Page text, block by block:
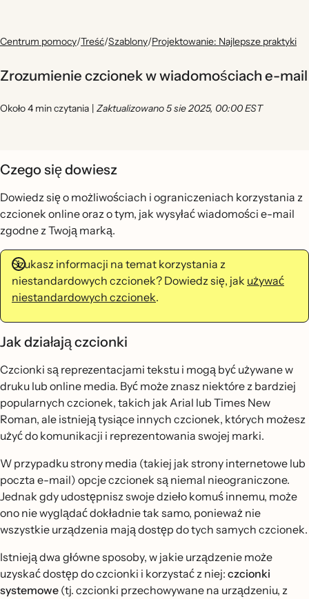
Centrum pomocy/Treść/Szablony/Projektowanie: Najlepsze praktyki
Zrozumienie czcionek w wiadomościach e-mail
Około 4 min czytania | Zaktualizowano 5 sie 2025, 00:00 EST
Czego się dowiesz
Dowiedz się o możliwościach i ograniczeniach korzystania z
czcionek online oraz o tym, jak wysyłać wiadomości e-mail
zgodne z Twoją marką.
Szukasz informacji na temat korzystania z
niestandardowych czcionek? Dowiedz się, jak używać
niestandardowych czcionek.
Jak działają czcionki
Czcionki są reprezentacjami tekstu i mogą być używane w
druku lub online media. Być może znasz niektóre z bardziej
popularnych czcionek, takich jak Arial lub Times New
Roman, ale istnieją tysiące innych czcionek, których możesz
użyć do komunikacji i reprezentowania swojej marki.
W przypadku strony media (takiej jak strony internetowe lub
poczta e-mail) opcje czcionek są niemal nieograniczone.
Jednak gdy udostępnisz swoje dzieło komuś innemu, może
ono nie wyglądać dokładnie tak samo, ponieważ nie
wszystkie urządzenia mają dostęp do tych samych czcionek.
Istnieją dwa główne sposoby, w jakie urządzenie może
uzyskać dostęp do czcionki i korzystać z niej: czcionki
systemowe (tj. czcionki przechowywane na urządzeniu, z